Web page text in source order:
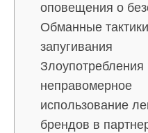
оповещения о
Обманные
запугивания
Злоупотребления
неправомерное
использование
брендов в